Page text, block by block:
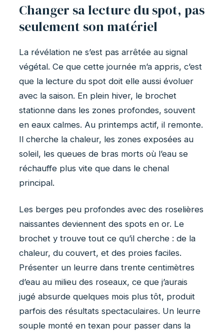
Changer sa lecture du spot, pas
seulement son matériel
La révélation ne s’est pas arrêtée au signal
végétal. Ce que cette journée m’a appris, c’est
que la lecture du spot doit elle aussi évoluer
avec la saison. En plein hiver, le brochet
stationne dans les zones profondes, souvent
en eaux calmes. Au printemps actif, il remonte.
Il cherche la chaleur, les zones exposées au
soleil, les queues de bras morts où l’eau se
réchauffe plus vite que dans le chenal
principal.
Les berges peu profondes avec des roselières
naissantes deviennent des spots en or. Le
brochet y trouve tout ce qu’il cherche : de la
chaleur, du couvert, et des proies faciles.
Présenter un leurre dans trente centimètres
d’eau au milieu des roseaux, ce que j’aurais
jugé absurde quelques mois plus tôt, produit
parfois des résultats spectaculaires. Un leurre
souple monté en texan pour passer dans la